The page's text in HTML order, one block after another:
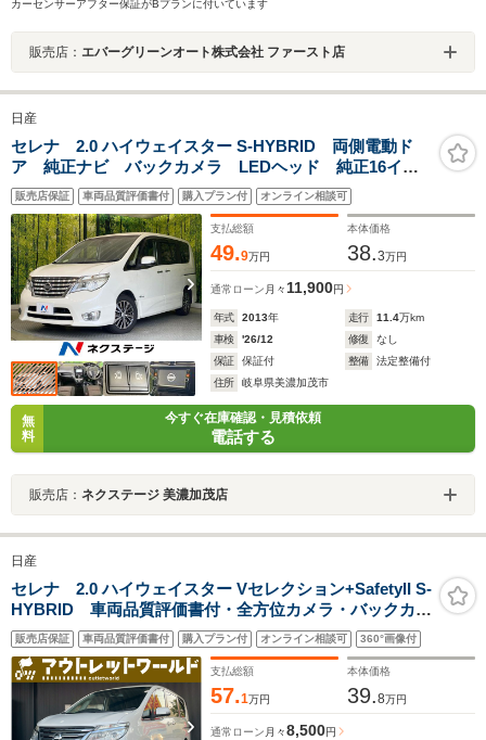
カーセンサーアフター保証がBプランに付いています
販売店： エバーグリーンオート株式会社 ファースト店
日産
セレナ 2.0 ハイウェイスター S-HYBRID 両側電動ド
ア 純正ナビ バックカメラ LEDヘッド 純正16イン
チアルミ 衝突軽減 禁煙車 スマートキー ETC ク
ルコン オートライト リアオートエアコン Bluetooth
再生
販売店保証 車両品質評価書付 購入プラン付 オンライン相談可
支払総額
49.9万円
本体価格
38.3万円
通常ローン 月々 11,900円
年式 2013年 走行 11.4万km
車検
'26/12 修復
なし
保証
保証付 整備
法定整備付
住所
岐阜県美濃加茂市
無
料
今すぐ在庫確認・見積依頼
電話する
販売店： ネクステージ 美濃加茂店
日産
セレナ 2.0 ハイウェイスター Vセレクション+SafetyII S-
HYBRID 車両品質評価書付・全方位カメラ・バックカメ
ラ・衝突軽減ブレーキ・両側パワースライドドア・純正8
インチナビ・Bluetooth・クルーズコントロール・ETC・
プッシュスタート・DVD・CD・フルセグ・スマートキー
販売店保証 車両品質評価書付 購入プラン付 オンライン相談可 360°画像付
支払総額
57.1万円
本体価格
39.8万円
通常ローン 月々8,500円